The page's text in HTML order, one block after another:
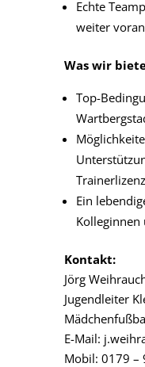
Echte
weiter
Was wir
Top-
Trainerlizenz
Ein
Kolleginnen
Kontakt:
Jörg
Jugendleiter
E-Mail:
Mobil: 0179 –